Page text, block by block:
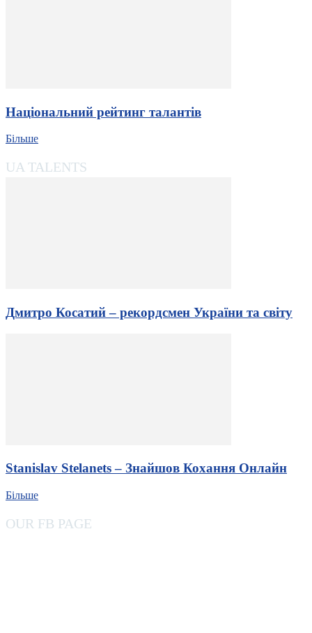
Національний рейтинг талантів
Більше
UA TALENTS
Дмитро Косатий – рекордсмен України та світу
Stanislav Stelanets – Знайшов Кохання Онлайн
Більше
OUR FB PAGE